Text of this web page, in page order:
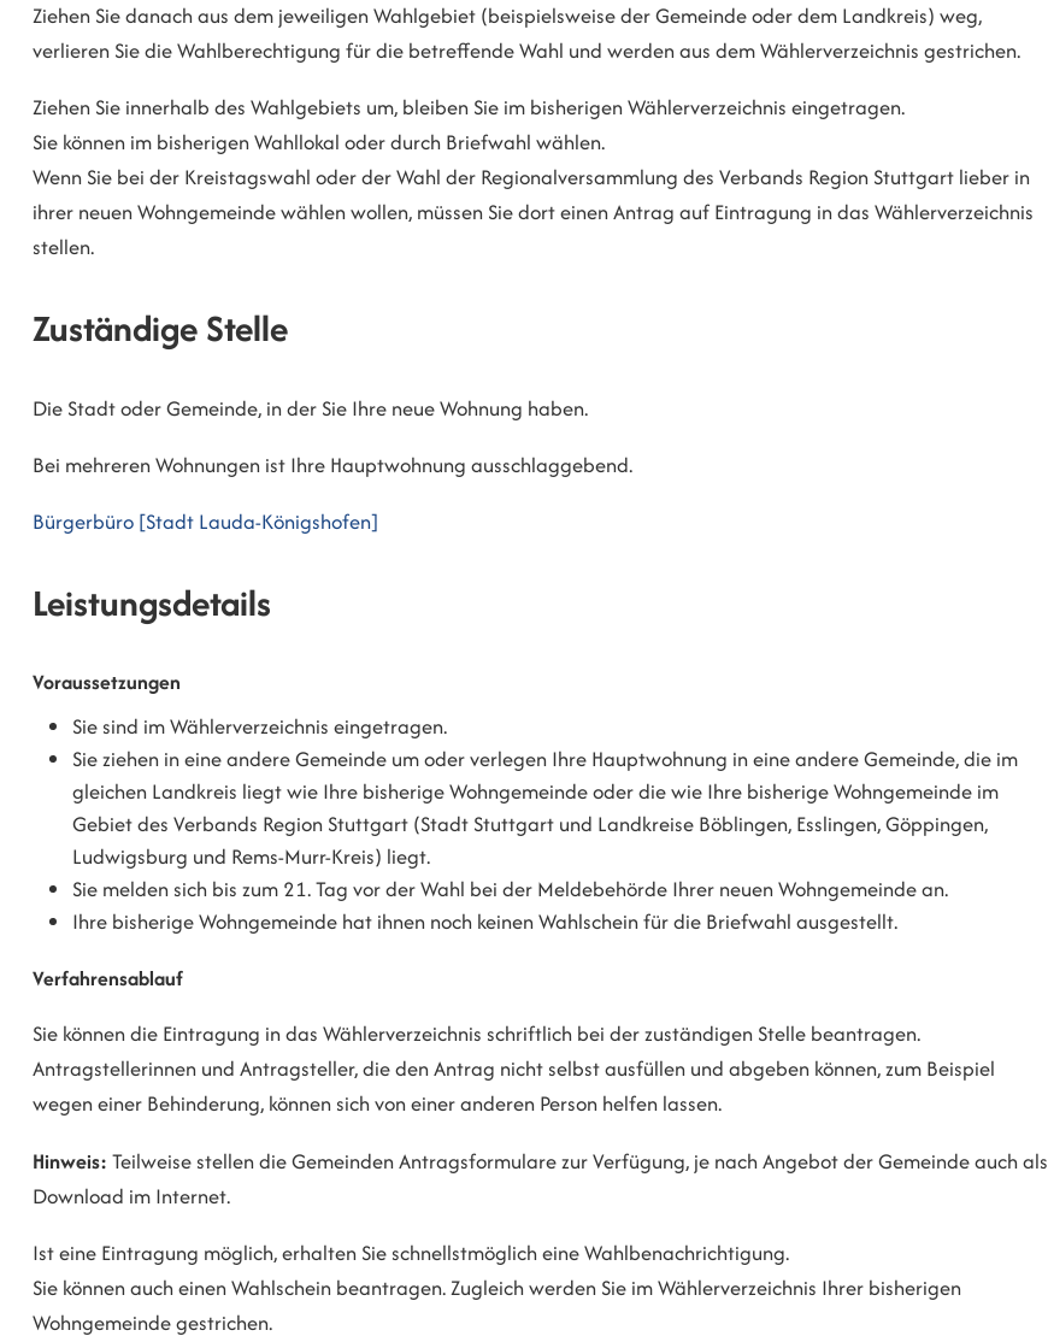
Ziehen Sie danach aus dem jeweiligen Wahlgebiet (beispielsweise der Gemeinde oder dem Landkreis) weg,
verlieren Sie die Wahlberechtigung für die betreffende Wahl und werden aus dem Wählerverzeichnis gestrichen.
Ziehen Sie innerhalb des Wahlgebiets um, bleiben Sie im bisherigen Wählerverzeichnis eingetragen.
Sie können im bisherigen Wahllokal oder durch Briefwahl wählen.
Wenn Sie bei der Kreistagswahl oder der Wahl der Regionalversammlung des Verbands Region Stuttgart lieber in
ihrer neuen Wohngemeinde wählen wollen, müssen Sie dort einen Antrag auf Eintragung in das Wählerverzeichnis
stellen.
Zuständige Stelle
Die Stadt oder Gemeinde, in der Sie Ihre neue Wohnung haben.
Bei mehreren Wohnungen ist Ihre Hauptwohnung ausschlaggebend.
Bürgerbüro [Stadt Lauda-Königshofen]
Leistungsdetails
Voraussetzungen
Sie sind im Wählerverzeichnis eingetragen.
Sie ziehen in eine andere Gemeinde um oder verlegen Ihre Hauptwohnung in eine andere Gemeinde, die im
gleichen Landkreis liegt wie Ihre bisherige Wohngemeinde oder die wie Ihre bisherige Wohngemeinde im
Gebiet des Verbands Region Stuttgart (Stadt Stuttgart und Landkreise Böblingen, Esslingen, Göppingen,
Ludwigsburg und Rems-Murr-Kreis) liegt.
Sie melden sich bis zum 21. Tag vor der Wahl bei der Meldebehörde Ihrer neuen Wohngemeinde an.
Ihre bisherige Wohngemeinde hat ihnen noch keinen Wahlschein für die Briefwahl ausgestellt.
Verfahrensablauf
Sie können die Eintragung in das Wählerverzeichnis schriftlich bei der zuständigen Stelle beantragen.
Antragstellerinnen und Antragsteller, die den Antrag nicht selbst ausfüllen und abgeben können,zum Beispiel
wegen einer Behinderung, können sich von einer anderen Person helfen lassen.
Hinweis: Teilweise stellen die Gemeinden Antragsformulare zur Verfügung, je nach Angebot der Gemeinde auch als
Download im Internet.
Ist eine Eintragung möglich, erhalten Sie schnellstmöglich eine Wahlbenachrichtigung.
Sie können auch einen Wahlschein beantragen. Zugleich werden Sie im Wählerverzeichnis Ihrer bisherigen
Wohngemeinde gestrichen.